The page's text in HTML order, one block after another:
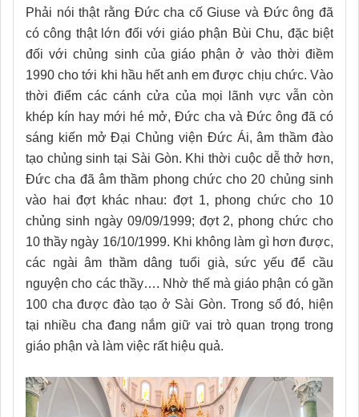
Phải nói thật rằng Đức cha cố Giuse và Đức ông đã
có công thật lớn đối với giáo phận Bùi Chu, đặc biệt
đối với chủng sinh của giáo phận ở vào thời điềm
1990 cho tới khi hầu hết anh em được chịu chức. Vào
thời điểm các cánh cửa của mọi lãnh vực vẫn còn
khép kín hay mới hé mở, Đức cha và Đức ông đã có
sáng kiến mở Đại Chủng viện Đức Ái, âm thầm đào
tạo chủng sinh tại Sài Gòn. Khi thời cuộc dễ thở hơn,
Đức cha đã âm thầm phong chức cho 20 chủng sinh
vào hai đợt khác nhau: đợt 1, phong chức cho 10
chủng sinh ngày 09/09/1999; đợt 2, phong chức cho
10 thầy ngày 16/10/1999. Khi không làm gì hơn được,
các ngài âm thầm dâng tuổi già, sức yếu để cầu
nguyện cho các thầy…. Nhờ thế mà giáo phận có gần
100 cha được đào tạo ở Sài Gòn. Trong số đó, hiện
tại nhiều cha đang nắm giữ vai trò quan trọng trong
giáo phận và làm việc rất hiệu quả.